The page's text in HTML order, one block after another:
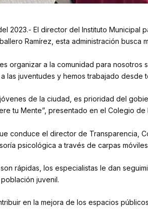
2023.- El director del Instituto
Ramírez, esta administración
organizar a la comunidad para
las juventudes y hemos trabajado
de la ciudad, es prioridad del
tu Mente”, presentado en el Colegio de
conduce el director de Transparencia,
psicológica a través de carpas
rápidas, los especialistas le dan
juvenil.
en la mejora de los espacios